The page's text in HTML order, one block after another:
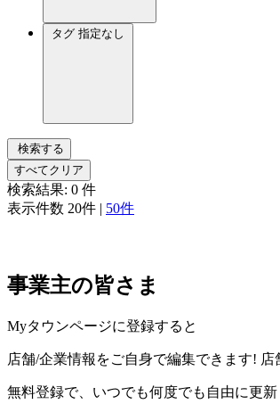
タグ 指定なし
検索する
すべてクリア
検索結果: 0 件
表示件数 20件 | 50件
事業主の皆さま
Myタウンページに登録すると
店舗/企業情報をご自身で編集できます! 店
無料登録で、いつでも何度でも自由に更